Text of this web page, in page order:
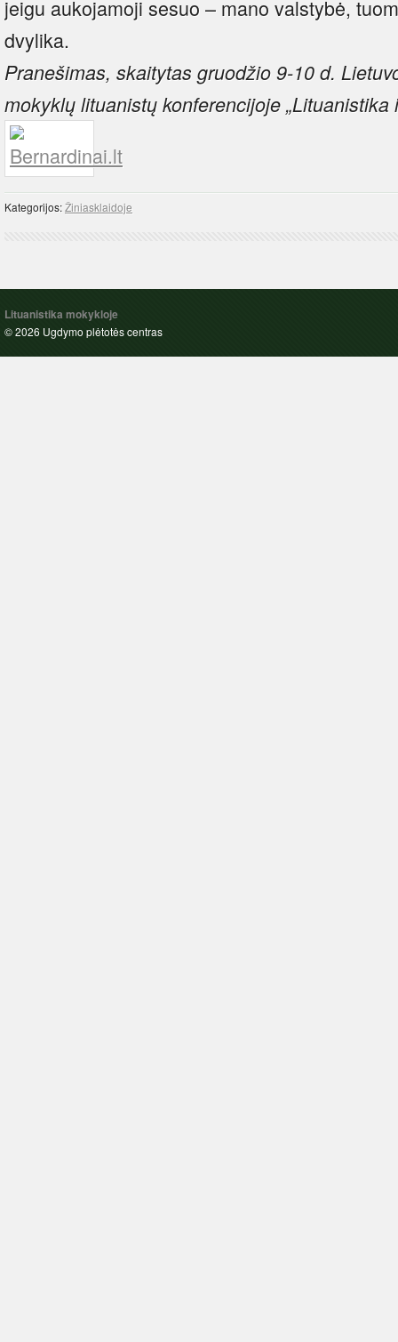
jeigu aukojamoji sesuo – mano valstybė,
dvylika.
Pranešimas, skaitytas gruodžio 9-10 d.
mokyklų lituanistų konferencijoje „Lituanistika
Kategorijos:Žiniasklaidoje
Lituanistika mokykloje
© 2026 Ugdymo plėtotės centras